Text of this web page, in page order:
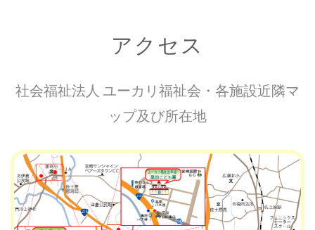
アクセス
社会福祉法人 ユーカリ福祉会・各施設近隣マ
ップ及び所在地